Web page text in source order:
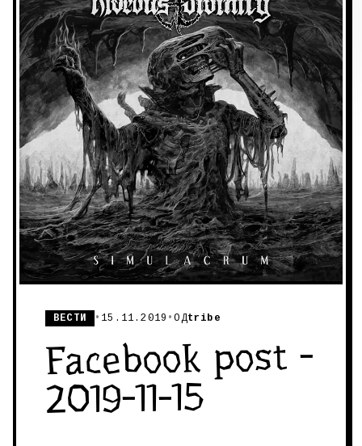
ВЕСТИ • 15.11.2019 •ОДtribe
Facebook post -
2019-11-15